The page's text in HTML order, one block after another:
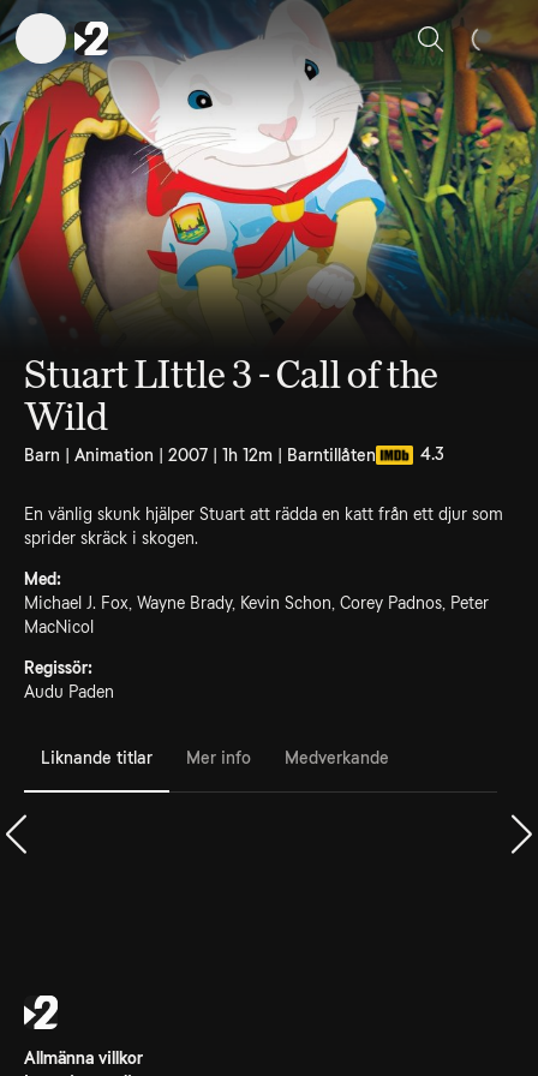
Sök
Stuart LIttle 3 - Call of the
Wild
Barn | Animation | 2007 | 1h 12m | Barntillåten 4.3
En vänlig skunk hjälper Stuart att rädda en katt från ett djur som
sprider skräck i skogen.
Med:
Michael J. Fox, Wayne Brady, Kevin Schon, Corey Padnos, Peter
MacNicol
Regissör:
Audu Paden
Liknande titlar Mer info Medverkande
Allmänna villkor